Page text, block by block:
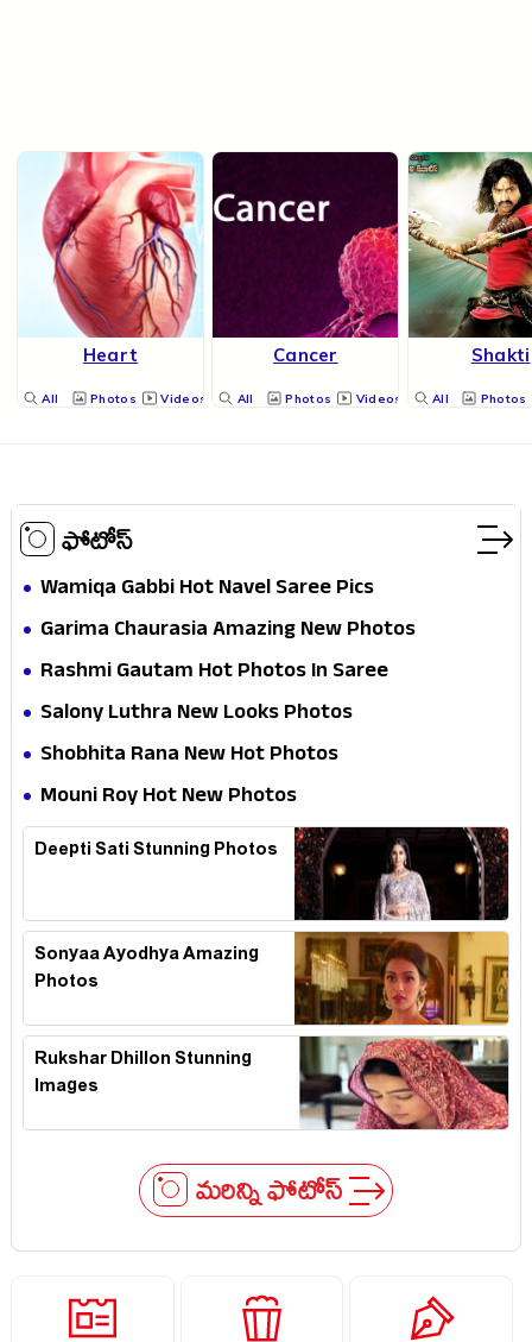
Heart
All Photos Videos
Cancer
All Photos Videos
Shakti
All Photos
ఫోటోస్
Wamiqa Gabbi Hot Navel Saree Pics
Garima Chaurasia Amazing New Photos
Rashmi Gautam Hot Photos In Saree
Salony Luthra New Looks Photos
Shobhita Rana New Hot Photos
Mouni Roy Hot New Photos
Deepti Sati Stunning Photos
Sonyaa Ayodhya Amazing
Photos
Rukshar Dhillon Stunning
Images
మరిన్ని ఫోటోస్